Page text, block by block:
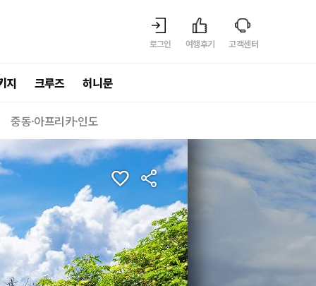
로그인 여행후기 고객센터
지 크루즈 허니문
중동·아프리카·인도